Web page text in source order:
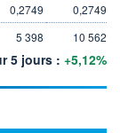
0,2749
0,2749
5 398 10 562
5 jours : +5,12%